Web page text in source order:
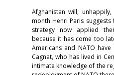
Afghanistan will,
month Henri Paris
strategy now applied
because it has come too
Americans and NATO
Cagnat, who has lived in
intimate knowledge of the